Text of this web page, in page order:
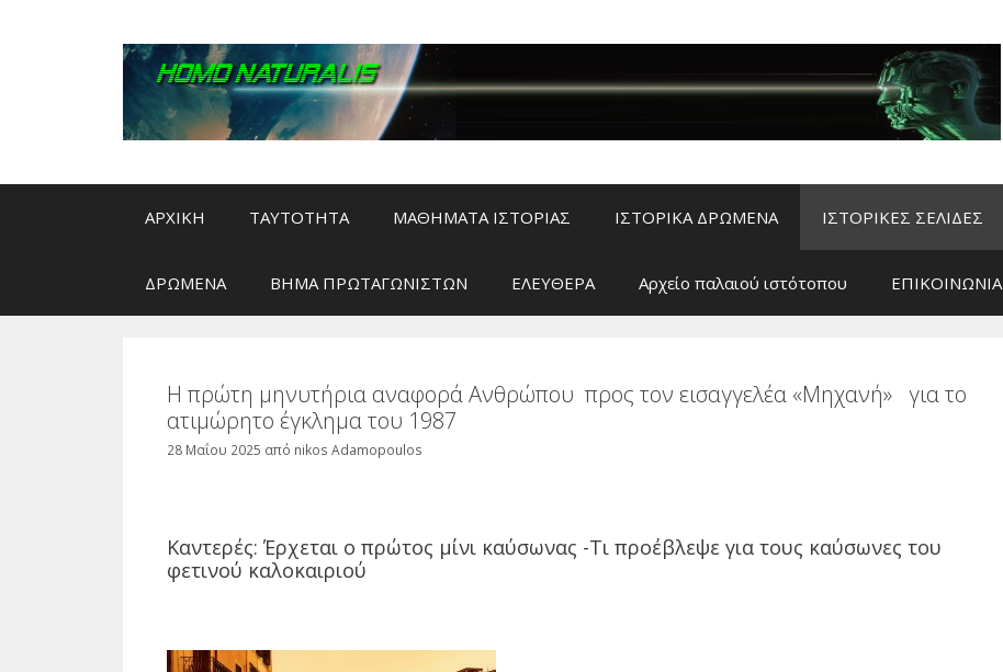
ΑΡΧΙΚΗ ΤΑΥΤΟΤΗΤΑ ΜΑΘΗΜΑΤΑ ΙΣΤΟΡΙΑΣ ΙΣΤΟΡΙΚΑ ΔΡΩΜΕΝΑ ΙΣΤΟΡΙΚΕΣ ΣΕΛΙΔΕΣ
ΔΡΩΜΕΝΑ ΒΗΜΑ ΠΡΩΤΑΓΩΝΙΣΤΩΝ ΕΛΕΥΘΕΡΑ Αρχείο παλαιού ιστότοπου ΕΠΙΚΟΙΝΩΝΙΑ
Η πρώτη μηνυτήρια αναφορά Ανθρώπου προς τον εισαγγελέα «Μηχανή» για το
ατιμώρητο έγκλημα του 1987
28 Μαΐου 2025 από nikos Adamopoulos
Καντερές: Έρχεται ο πρώτος μίνι καύσωνας -Τι προέβλεψε για τους καύσωνες του
φετινού καλοκαιριού